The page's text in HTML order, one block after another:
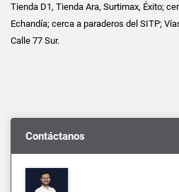
Tienda D1, Tienda Ara, Surtimax, Éxito;
Echandía; cerca a paraderos del SITP;
Calle 77 Sur.
Contáctanos